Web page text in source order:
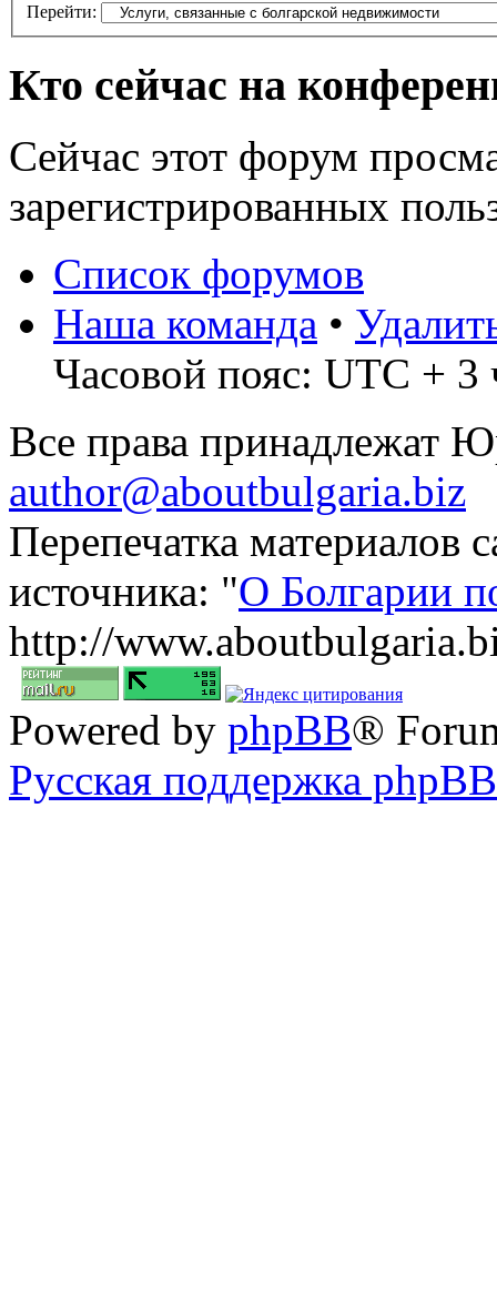
Перейти:
Кто сейчас на
Сейчас этот форум
зарегистрированных
Список форумов
Наша команда •
Часовой пояс: UTC + 3
Все права принадлежат
author@aboutbulgaria.biz
Перепечатка материалов
источника: "О Болгарии
http://
Powered by phpBB®
Русская поддержка phpBB